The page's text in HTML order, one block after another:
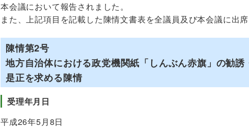
本会議において報告されました。
また、上記項目を記載した陳情文書表を全議員及び本会議に出
陳情第2号
地方自治体における政党機関紙「しんぶん赤旗」の勧
是正を求める陳情
受理年月日
平成26年5月8日